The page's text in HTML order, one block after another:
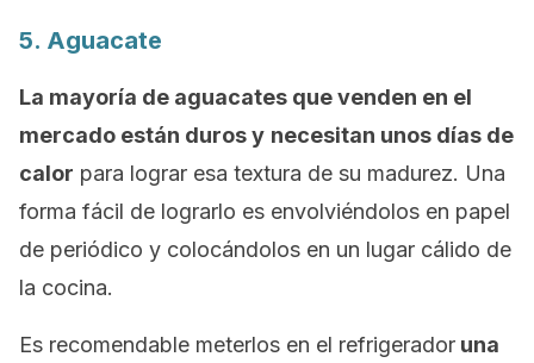
5. Aguacate
La mayoría de aguacates que venden en el
mercado están duros y necesitan unos días de
calor para lograr esa textura de su madurez. Una
forma fácil de lograrlo es envolviéndolos en papel
de periódico y colocándolos en un lugar cálido de
la cocina.
Es recomendable meterlos en el refrigerador una